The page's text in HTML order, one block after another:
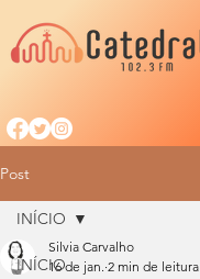
Post
INÍCIO
INÍCIO
Silvia Carvalho
16 de jan. 2 min de leitura